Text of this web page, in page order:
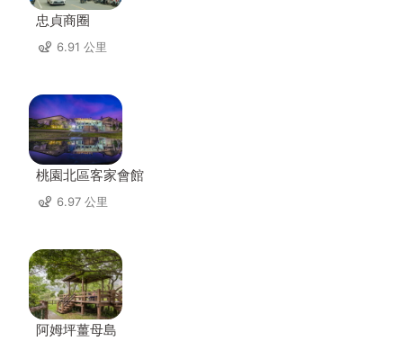
忠貞商圈
6.91 公里
桃園北區客家會館
6.97 公里
阿姆坪薑母島